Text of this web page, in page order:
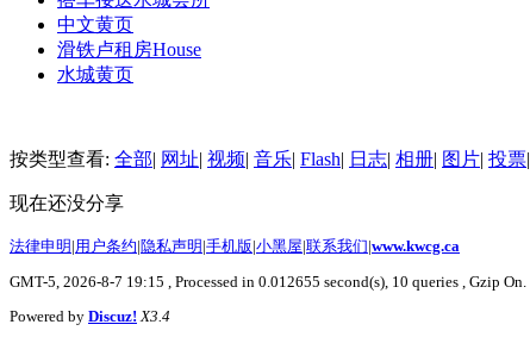
中文黄页
滑铁卢租房House
水城黄页
按类型查看: 全部| 网址| 视频| 音乐| Flash| 日志| 相册| 图片| 投票|
现在还没分享
法律申明 |用户条约|隐私声明 |手机版|小黑屋|联系我们|www.kwcg.ca
GMT-5, 2026-8-7 19:15 , Processed in 0.012655 second(s), 10 queries , Gzip On.
Powered by Discuz! X3.4